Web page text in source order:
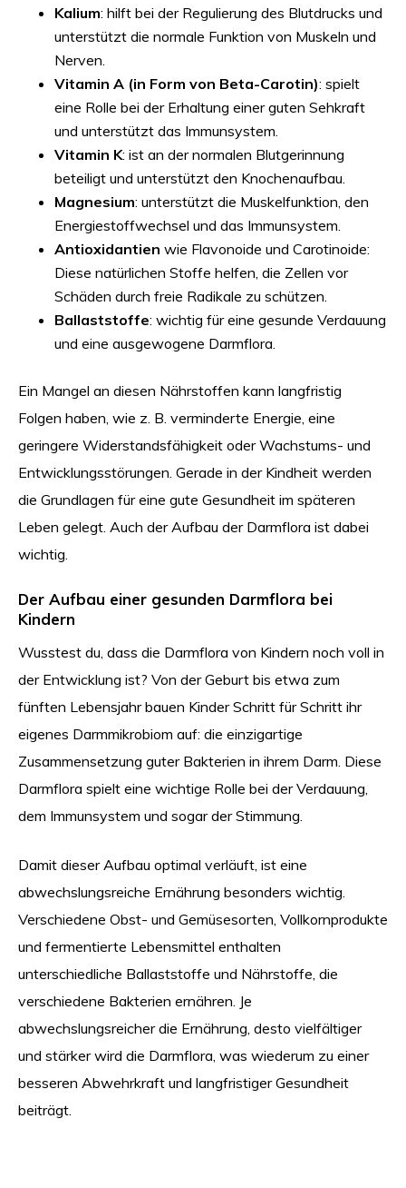
Kalium: hilft bei der Regulierung des Blutdrucks und
unterstützt die normale Funktion von Muskeln und
Nerven.
Vitamin A (in Form von Beta-Carotin): spielt
eine Rolle bei der Erhaltung einer guten Sehkraft
und unterstützt das Immunsystem.
Vitamin K: ist an der normalen Blutgerinnung
beteiligt und unterstützt den Knochenaufbau.
Magnesium: unterstützt die Muskelfunktion, den
Energiestoffwechsel und das Immunsystem.
Antioxidantien wie Flavonoide und Carotinoide:
Diese natürlichen Stoffe helfen, die Zellen vor
Schäden durch freie Radikale zu schützen.
Ballaststoffe: wichtig für eine gesunde Verdauung
und eine ausgewogene Darmflora.
Ein Mangel an diesen Nährstoffen kann langfristig
Folgen haben, wie z. B. verminderte Energie, eine
geringere Widerstandsfähigkeit oder Wachstums- und
Entwicklungsstörungen. Gerade in der Kindheit werden
die Grundlagen für eine gute Gesundheit im späteren
Leben gelegt. Auch der Aufbau der Darmflora ist dabei
wichtig.
Der Aufbau einer gesunden Darmflora bei
Kindern
Wusstest du, dass die Darmflora von Kindern noch voll in
der Entwicklung ist? Von der Geburt bis etwa zum
fünften Lebensjahr bauen Kinder Schritt für Schritt ihr
eigenes Darmmikrobiom auf: die einzigartige
Zusammensetzung guter Bakterien in ihrem Darm. Diese
Darmflora spielt eine wichtige Rolle bei der Verdauung,
dem Immunsystem und sogar der Stimmung.
Damit dieser Aufbau optimal verläuft, ist eine
abwechslungsreiche Ernährung besonders wichtig.
Verschiedene Obst- und Gemüsesorten, Vollkornprodukte
und fermentierte Lebensmittel enthalten
unterschiedliche Ballaststoffe und Nährstoffe, die
verschiedene Bakterien ernähren. Je
abwechslungsreicher die Ernährung, desto vielfältiger
und stärker wird die Darmflora, was wiederum zu einer
besseren Abwehrkraft und langfristiger Gesundheit
beiträgt.